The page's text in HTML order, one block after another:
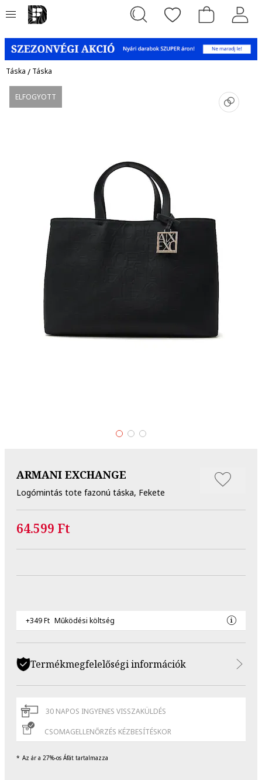
Táska / Táska
ELFOGYOTT
ARMANI EXCHANGE
Logómintás tote fazonú táska, Fekete
64.599 Ft
+349 Ft Működési költség
Termékmegfelelőségi információk
30 NAPOS INGYENES VISSZAKÜLDÉS
CSOMAGELLENŐRZÉS KÉZBESÍTÉSKOR
Az ár a 27%-os Áfát tartalmazza